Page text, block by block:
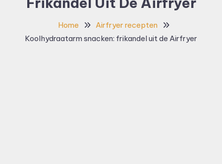
Home
Airfryer recepten
Koolhydraatarm snacken: frikandel uit de Airfryer